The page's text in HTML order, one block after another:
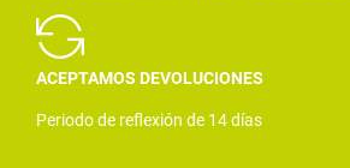
ACEPTAMOS DEVOLUCIONES
Periodo de reflexión de 14 días